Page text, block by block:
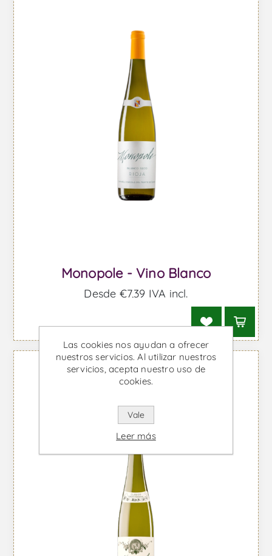
Monopole - Vino Blanco
Desde €7,39 IVA incl.
Las cookies nos ayudan a ofrecer
nuestros servicios. Al utilizar nuestros
servicios, acepta nuestro uso de
cookies.
Vale
Leer más